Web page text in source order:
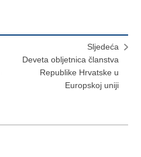
Sljedeća
Deveta obljetnica članstva
Republike Hrvatske u
Europskoj uniji